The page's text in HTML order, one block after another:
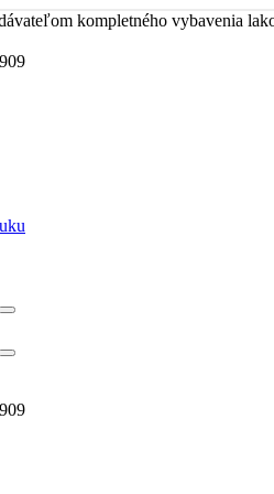
kompletného vybavenia